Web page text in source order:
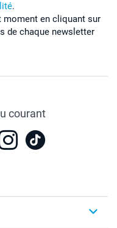
.
moment en cliquant sur
de chaque newsletter
courant